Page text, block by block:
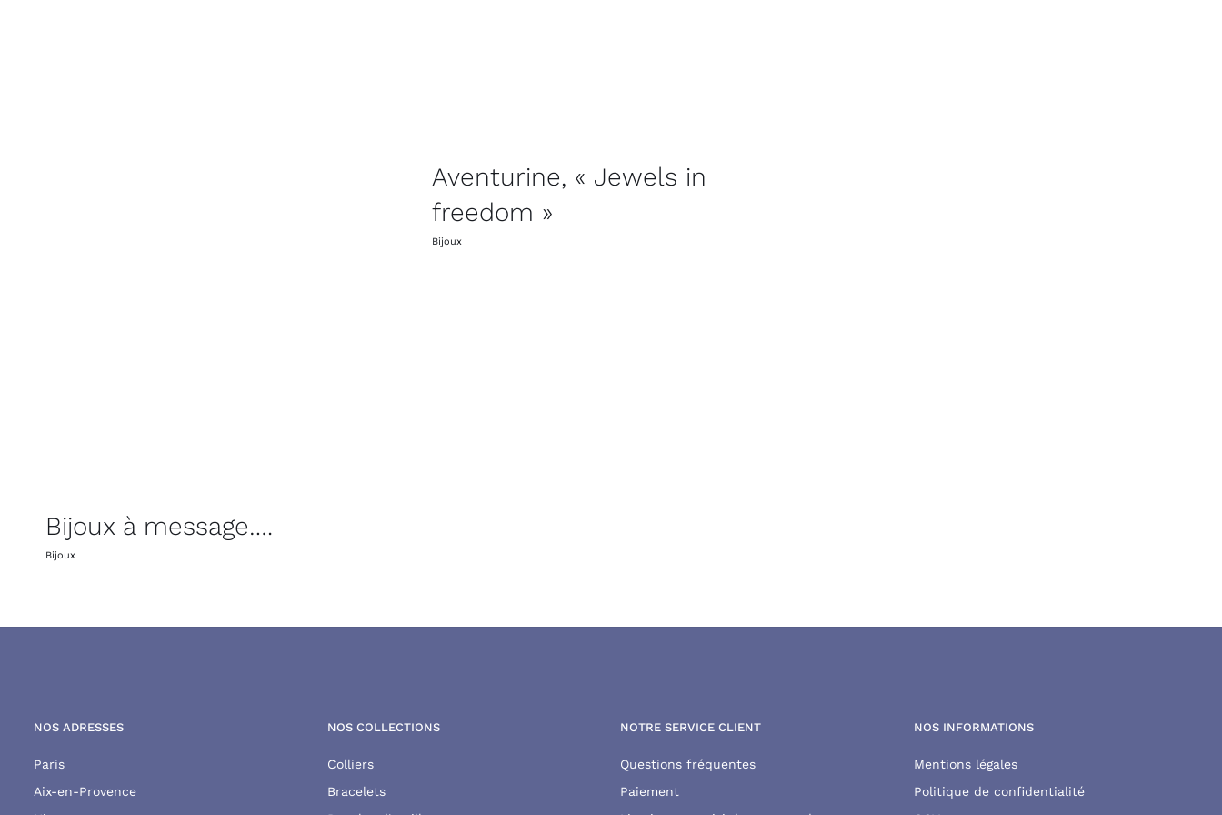
Bijoux à message….
Bijoux
Aventurine, « Jewels in
freedom »
Bijoux
NOS ADRESSES
Paris
Aix-en-Provence
NOS COLLECTIONS
Colliers
Bracelets
NOTRE SERVICE CLIENT
Questions fréquentes
Paiement
NOS INFORMATIONS
Mentions légales
Politique de confidentialité